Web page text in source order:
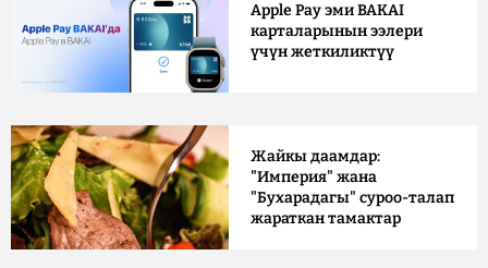
Apple Pay эми BAKAI
карталарынын ээлери
үчүн жеткиликтүү
Жайкы даамдар:
"Империя" жана
"Бухарадагы" суроо-талап
жараткан тамактар